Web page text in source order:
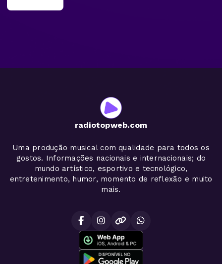
radiotopweb.com
Uma produção musical com qualidade para todos os
gostos. Informações nacionais e internacionais; do
mundo artístico, esportivo e tecnológico,
entretenimento, humor, momento de reflexão e muito
mais.